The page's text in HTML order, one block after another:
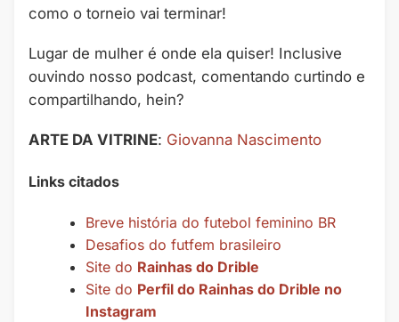
como o torneio vai terminar!
Lugar de mulher é onde ela quiser! Inclusive
ouvindo nosso podcast, comentando curtindo e
compartilhando, hein?
ARTE DA VITRINE: Giovanna Nascimento
Links citados
Breve história do futebol feminino BR
Desafios do futfem brasileiro
Site do Rainhas do Drible
Site do Perfil do Rainhas do Drible no
Instagram